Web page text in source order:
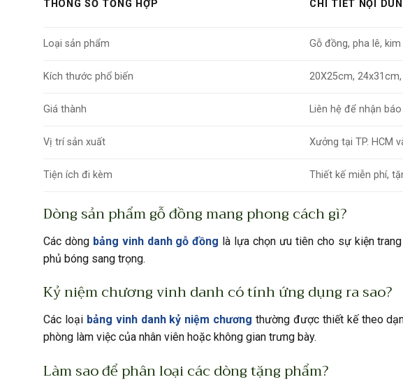
THÔNG SỐ TỔNG HỢP CHI TIẾT NỘI
Loại sản phẩm Gỗ đồng, pha lê,
Kích thước phổ biến 20X25cm,
Giá thành Liên hệ để nhận
Vị trí sản xuất Xưởng tại TP. HCM
Tiện ích đi kèm Thiết kế miễn phí,
Dòng sản phẩm gỗ đồng mang phong cách gì?
Các dòng bảng vinh danh gỗ đồng là lựa chọn ưu tiên cho sự kiện
phủ bóng sang trọng.
Kỷ niệm chương vinh danh có tính ứng dụng ra sao?
Các loại bảng vinh danh kỷ niệm chương thường được thiết kế theo
phòng làm việc của nhân viên hoặc không gian trưng bày.
Làm sao để phân loại các dòng tặng phẩm?